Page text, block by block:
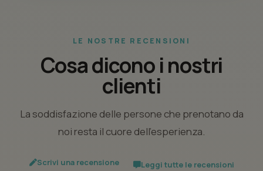
LE NOSTRE RECENSIONI
Cosa dicono i nostri
clienti
La soddisfazione delle persone che prenotano da
noi resta il cuore dell’esperienza.
Scrivi una recensione Leggi tutte le recensioni